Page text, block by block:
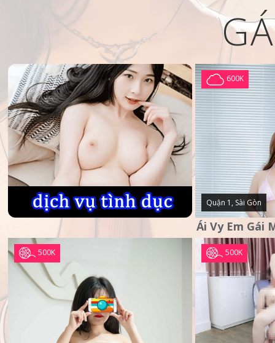
600K
Quận 1, Sài Gòn
500K 500K